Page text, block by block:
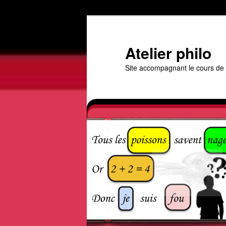
principal
Atelier philo
Site accompagnant le cours